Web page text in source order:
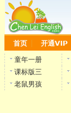
首页 开通VIP
童年一册
课标版三
老鼠男孩